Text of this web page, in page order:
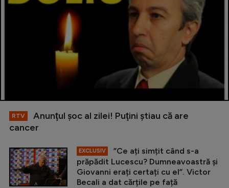
RTV
Anunţul şoc al zilei! Puţini ştiau că are
cancer
EXCLUSIV
”Ce ați simțit când s-a
prăpădit Lucescu? Dumneavoastră și
Giovanni erați certați cu el”. Victor
Becali a dat cărțile pe față